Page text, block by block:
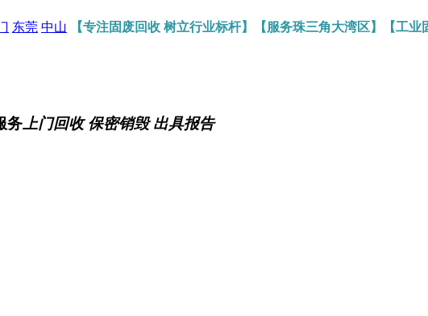
东莞 中山 【专注固废回收 树立行业标杆】【服务珠三角大湾区】【工业
务 上门回收 保密销毁 出具报告